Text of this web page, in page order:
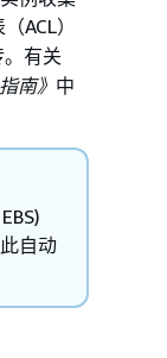
ACL）
有关
南》 中
自动